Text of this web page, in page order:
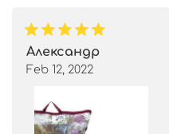
Александр
Feb 12, 2022